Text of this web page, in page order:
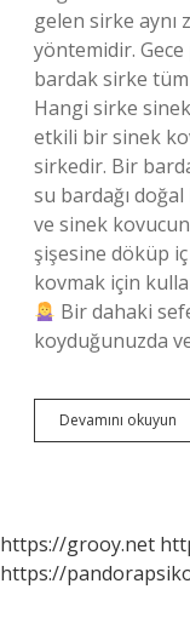
gelen sirke aynı
yöntemidir.
bardak sirke
Hangi sirke
etkili bir sinek
sirkedir. Bir
su bardağı doğal
ve sinek
şişesine döküp
kovmak için
Bir dahaki
koyduğunuzda
Devamını okuyun
https://grooy.net
https://